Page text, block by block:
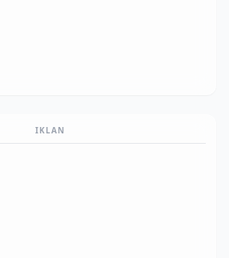
IKLAN